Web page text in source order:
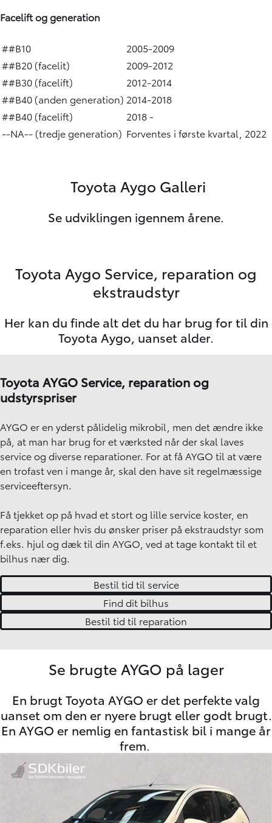
Facelift og generation
##B10
2005-2009
##B20 (facelit)
2009-2012
##B30 (facelift)
2012-2014
##B40 (anden generation) 2014-2018
##B40 (facelift)
2018 -
--NA-- (tredje generation) Forventes i første kvartal, 2022
Toyota Aygo Galleri
Se udviklingen igennem årene.
Toyota Aygo Service, reparation og
ekstraudstyr
Her kan du finde alt det du har brug for til din
Toyota Aygo, uanset alder.
Toyota AYGO Service, reparation og
udstyrspriser
AYGO er en yderst pålidelig mikrobil, men det ændre ikke
på, at man har brug for et værksted når der skal laves
service og diverse reparationer. For at få AYGO til at være
en trofast ven i mange år, skal den have sit regelmæssige
serviceeftersyn.
Få tjekket op på hvad et stort og lille service koster, en
reparation eller hvis du ønsker priser på ekstraudstyr som
f.eks. hjul og dæk til din AYGO, ved at tage kontakt til et
bilhus nær dig.
Bestil tid til service
Find dit bilhus
Bestil tid til reparation
Se brugte AYGO på lager
En brugt Toyota AYGO er det perfekte valg
uanset om den er nyere brugt eller godt brugt.
En AYGO er nemlig en fantastisk bil i mange år
frem.